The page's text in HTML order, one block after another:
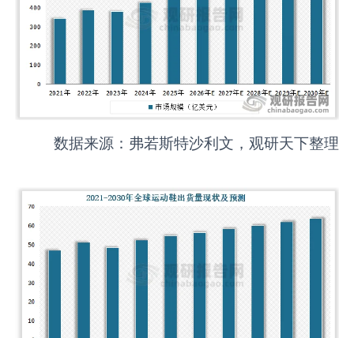
数据来源：弗若斯特沙利文，观研天下整理